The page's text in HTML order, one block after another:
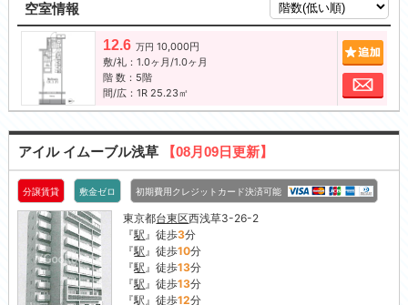
空室情報
12.6 万円 10,000円
敷/礼：1.0ヶ月/1.0ヶ月
階 数：5階
間/広：1R 25.23㎡
お
アイル イムーブル浅草 【08月09日更新】
分譲賃貸 敷金ゼロ 初期費用クレジットカード決済可能
東京都台東区西浅草3-26-2
『駅』徒歩3分
『駅』徒歩10分
『駅』徒歩13分
『駅』徒歩13分
『駅』徒歩12分